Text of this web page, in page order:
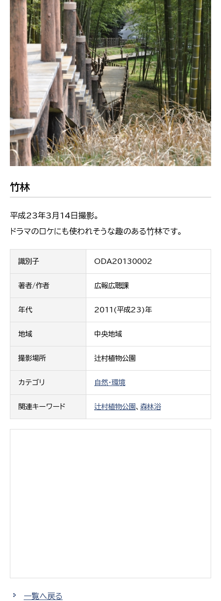
竹林
平成23年3月14日撮影。
ドラマのロケにも使われそうな趣のある竹林です。
識別子 ODA20130002
著者/作者 広報広聴課
年代 2011(平成23)年
地域 中央地域
撮影場所 辻村植物公園
カテゴリ 自然・環境
関連キーワード 辻村植物公園 、 森林浴
一覧へ戻る